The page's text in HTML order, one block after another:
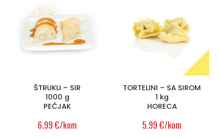
ŠTRUKLI – SIR
1000 g
PEČJAK
6.99€/kom
TORTELINI – SA SIROM
1 kg
HORECA
5.99€/kom